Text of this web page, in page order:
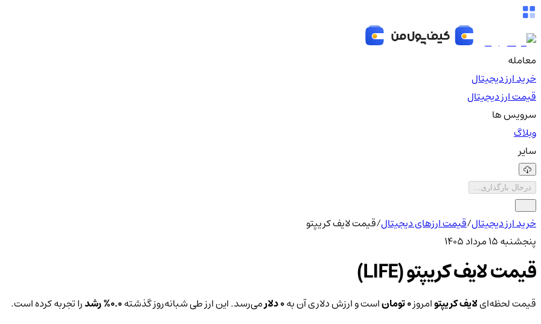
معامله
خرید ارز دیجیتال
قیمت ارز دیجیتال
سرویس ها
وبلاگ
سایر
درحال بارگذاری...
خرید ارز دیجیتال/قیمت ارزهای دیجیتال/قیمت لایف کریپتو
پنجشنبه ۱۵ مرداد ۱۴۰۵
قیمت لایف کریپتو (LIFE)
قیمت لحظه‌ایلایف کریپتوامروز0 تومان است و ارزش دلاری آن به0 دلار می‌رسد. این ارز طی شبانه‌روز گذشته0.0% رشدرا تجربه کرده است.